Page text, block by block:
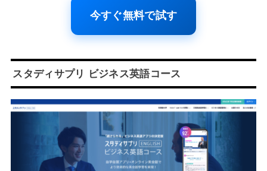
今すぐ無料で試す
スタディサプリ ビジネス英語コース